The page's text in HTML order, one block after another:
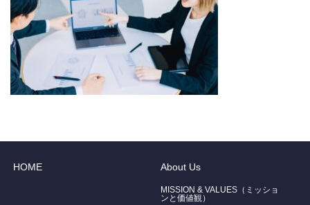
HOME About Us
MISSION & VALUES（ミッショ
ンと価値観）